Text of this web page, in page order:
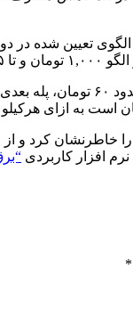
خاطرنشان کرد
افزار کاربردی
*